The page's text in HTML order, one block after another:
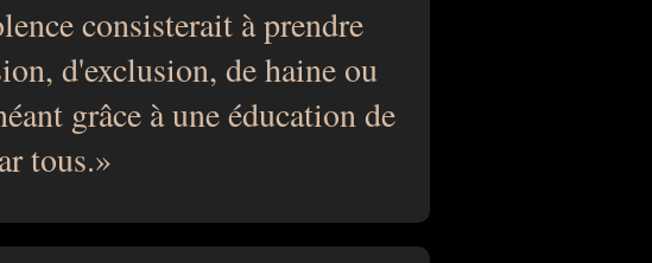
consisterait à prendre
d'exclusion, de haine ou
grâce à une éducation de
tous.